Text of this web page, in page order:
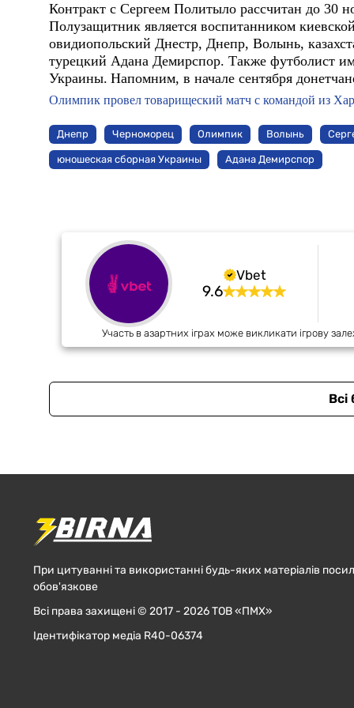
Контракт с Сергеем Политыло рассчитан до 30
Полузащитник является воспитанником
овидиопольский Днестр, Днепр, Волынь,
турецкий Адана Демирспор. Также футболист
Украины. Напомним, в начале сентября
Олимпик провел товарищеский матч с командой из
Днепр Черноморец Олимпик Волынь
юношеская сборная Украины Адана Демирспор
Vbet
9.6
Участь в азартних іграх може викликати ігрову
Всі
При цитуванні та використанні будь-яких матеріалів
обов'язкове
Всі права захищені © 2017 - 2026 ТОВ «ПМХ»
Ідентифікатор медіа R40-06374